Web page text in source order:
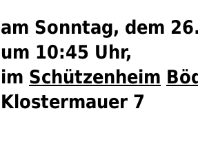
am Sonntag, dem
um 10:45 Uhr,
im Schützenheim
Klostermauer 7